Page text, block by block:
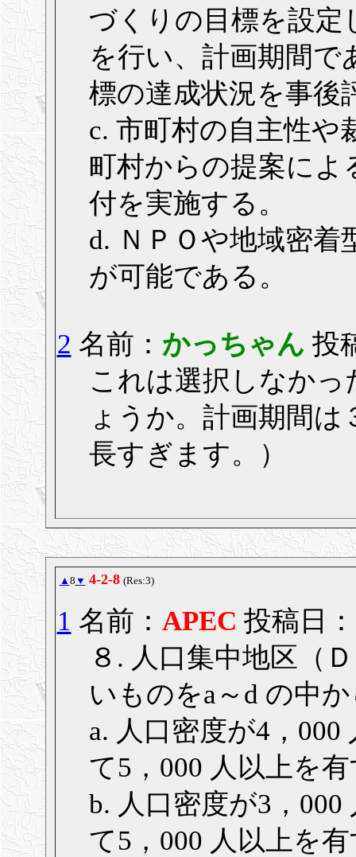
づくりの目標を設定
を行い、計画期間で
標の達成状況を事後
c. 市町村の自主性や
町村からの提案によ
付を実施する。
d. ＮＰＯや地域密着
が可能である。
2 名前： かっちゃん 投
これは選択しなか
ょうか。計画期間は
長すぎます。）
▲ 8 ▼ 4-2-8 (Res:3)
1 名前： APEC 投稿日
８. 人口集中地区（
いものをa～d の中
a. 人口密度が4，
て5，000 人以上を
b. 人口密度が3，
て5，000 人以上を